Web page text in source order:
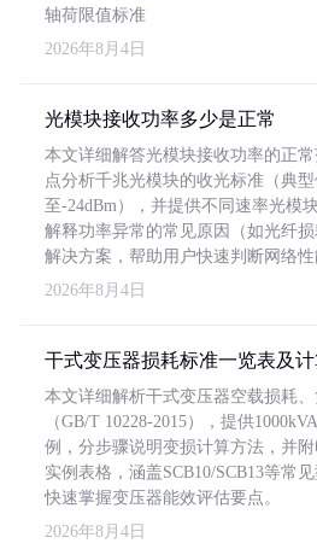
轴荷限值标准
2026年8月4日
光模块接收功率多少是正常
本文详细解答光模块接收功率的正
点分析千兆光模块的收光标准（典
至-24dBm），并提供不同速率光模
解释功率异常的常见原因（如光纤
解决方案，帮助用户快速判断网络性
2026年8月4日
干式变压器损耗标准一览表及
本文详细解析干式变压器空载损耗
（GB/T 10228-2015），提供
例，分步骤说明变损计算方法，并
实例表格，涵盖SCB10/SCB13等常
快速掌握变压器能效评估要点。
2026年8月4日